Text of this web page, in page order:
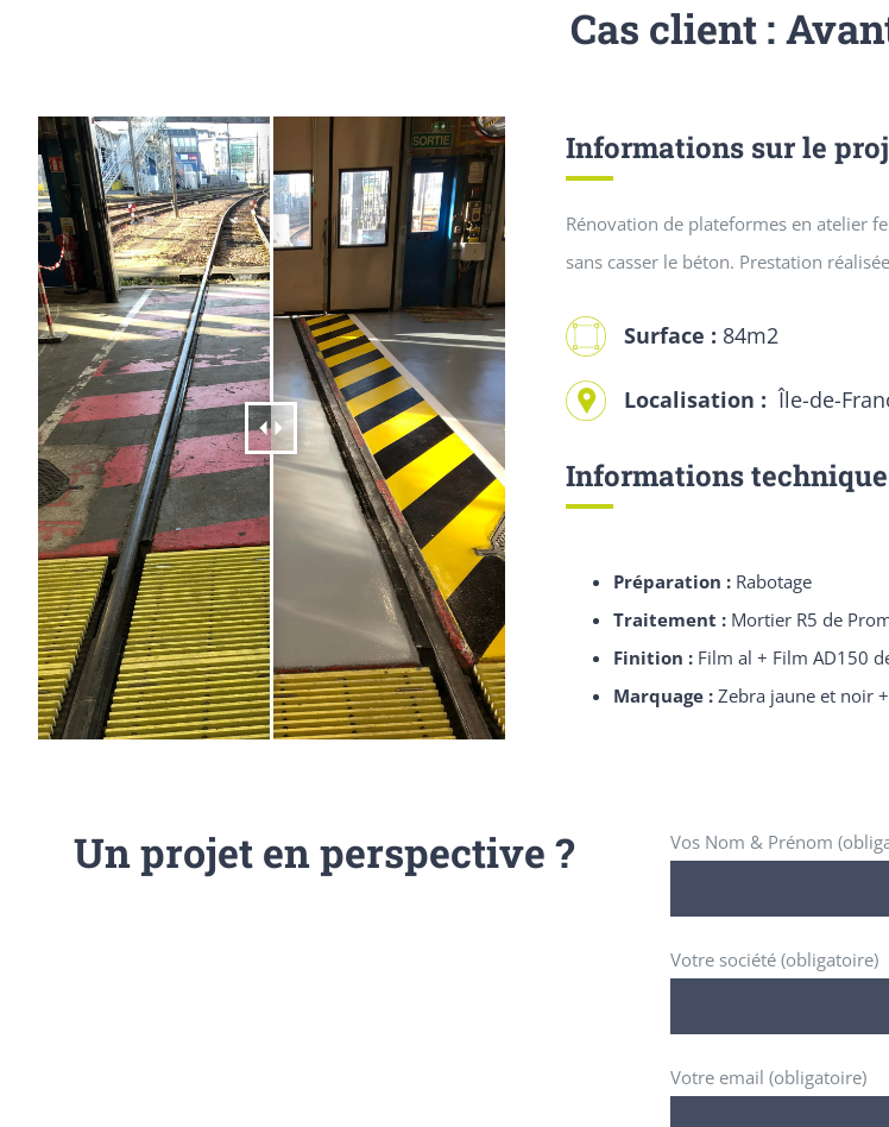
Cas client :
Informations sur le
Rénovation de plateformes en atelier
sans casser le béton. Prestation
Surface : 84m2
Localisation : Île-de-
Informations
Préparation : Rabotage
Traitement : Mortier R5 de
Finition : Film al + Film AD150
Marquage : Zebra jaune et noir
Un projet en perspective ? Vos Nom & Prénom
Votre société (obligatoire)
Votre email (obligatoire)